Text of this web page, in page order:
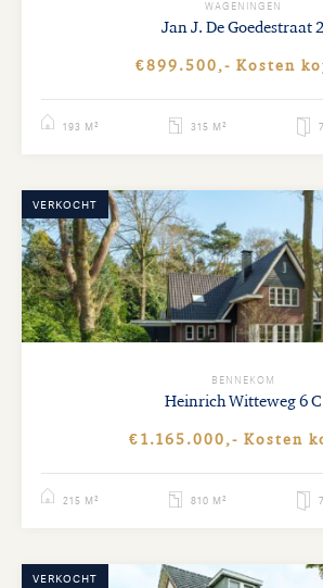
WAGENINGEN
Jan J. De Goedestraat2
€899.500,- Kosten
193 M² 315 M²
VERKOCHT
BENNEKOM
Heinrich Witteweg6 C
€1.165.000,- Kosten
215 M² 810 M²
VERKOCHT